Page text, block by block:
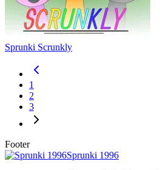
Sprunki Scrunkly
1
2
3
Footer
Sprunki 1996